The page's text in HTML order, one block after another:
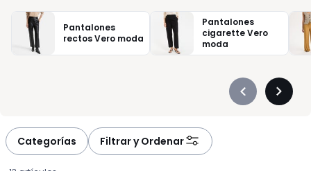
Pantalones
rectos Vero moda
Pantalones
cigarette Vero
moda
Précédent
Categorías Filtrar y Ordenar